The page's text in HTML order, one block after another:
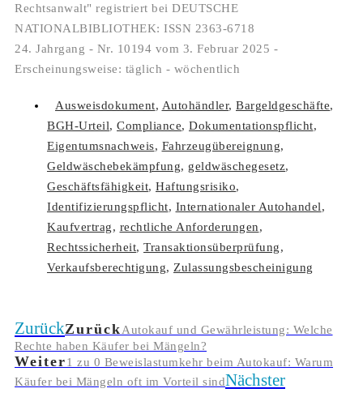
Rechtsanwalt" registriert bei DEUTSCHE
NATIONALBIBLIOTHEK: ISSN 2363-6718
24. Jahrgang - Nr. 10194 vom 3. Februar 2025 -
Erscheinungsweise: täglich - wöchentlich
Ausweisdokument, Autohändler, Bargeldgeschäfte,
BGH-Urteil, Compliance, Dokumentationspflicht,
Eigentumsnachweis, Fahrzeugübereignung,
Geldwäschebekämpfung, geldwäschegesetz,
Geschäftsfähigkeit, Haftungsrisiko,
Identifizierungspflicht, Internationaler Autohandel,
Kaufvertrag, rechtliche Anforderungen,
Rechtssicherheit, Transaktionsüberprüfung,
Verkaufsberechtigung, Zulassungsbescheinigung
ZurückZurückAutokauf und Gewährleistung: Welche
Rechte haben Käufer bei Mängeln?
Weiter1 zu 0 Beweislastumkehr beim Autokauf: Warum
Käufer bei Mängeln oft im Vorteil sindNächster